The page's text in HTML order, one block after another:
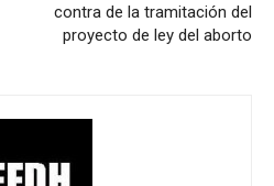
contra de la tramitación del
proyecto de ley del aborto